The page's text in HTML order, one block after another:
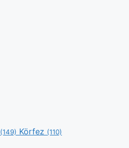
(149) Körfez (110)